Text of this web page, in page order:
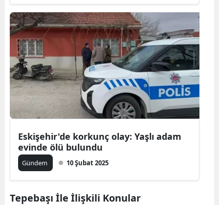
Eskişehir'de korkunç olay: Yaşlı adam
evinde ölü bulundu
Gündem 10 Şubat 2025
Tepebaşı İle İlişkili Konular